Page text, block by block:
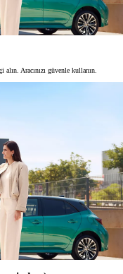
Aracınızı güvenle kullanın.